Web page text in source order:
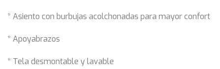
* Asiento con burbujas acolchonadas para mayor confort
* Apoyabrazos
* Tela desmontable y lavable